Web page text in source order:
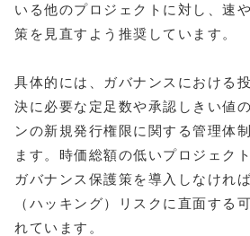
いる他のプロジェクトに対し、速
策を見直すよう推奨しています。
具体的には、ガバナンスにおける
決に必要な定足数や承認しきい値
ンの新規発行権限に関する管理体
ます。時価総額の低いプロジェク
ガバナンス保護策を導入しなけれ
（ハッキング）リスクに直面する
れています。